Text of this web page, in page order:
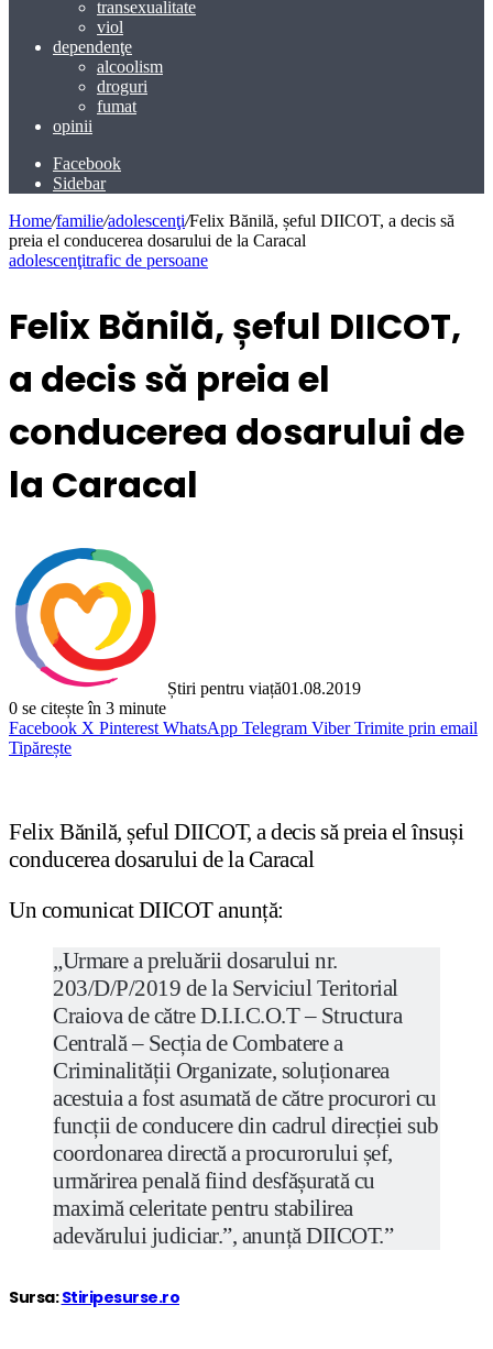
transexualitate
viol
dependenţe
alcoolism
droguri
fumat
opinii
Facebook
Sidebar
Home/familie/adolescenţi/Felix Bănilă, șeful DIICOT, a decis să
preia el conducerea dosarului de la Caracal
adolescenţitrafic de persoane
Felix Bănilă, șeful DIICOT,
a decis să preia el
conducerea dosarului de
la Caracal
Știri pentru viață01.08.2019
0 se citește în 3 minute
Facebook X Pinterest WhatsApp Telegram Viber Trimite prin email
Tipărește
Felix Bănilă, șeful DIICOT, a decis să preia el însuși
conducerea dosarului de la Caracal
Un comunicat DIICOT anunță:
„Urmare a preluării dosarului nr.
203/D/P/2019 de la Serviciul Teritorial
Craiova de către D.I.I.C.O.T – Structura
Centrală – Secția de Combatere a
Criminalității Organizate, soluționarea
acestuia a fost asumată de către procurori cu
funcții de conducere din cadrul direcției sub
coordonarea directă a procurorului șef,
urmărirea penală fiind desfășurată cu
maximă celeritate pentru stabilirea
adevărului judiciar.”, anunță DIICOT.”
Sursa:Stiripesurse.ro